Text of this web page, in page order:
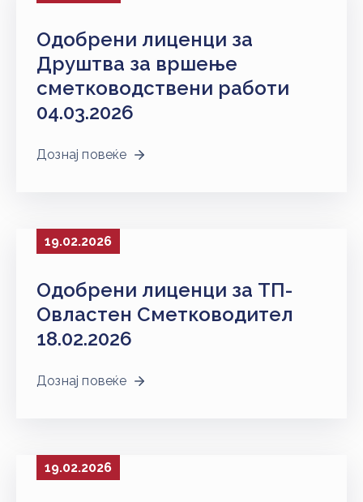
Одобрени лиценци за
Друштва за вршење
сметководствени работи
04.03.2026
Дознај повеќе
19.02.2026
Одобрени лиценци за ТП-
Овластен Сметководител
18.02.2026
Дознај повеќе
19.02.2026